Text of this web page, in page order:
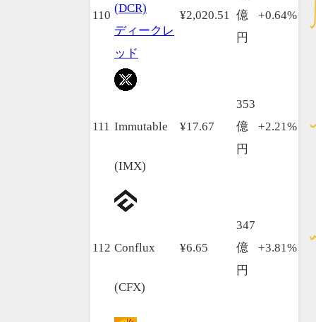
110
(DCR)
ディークレ
ッド
¥2,020.51 億
円
+0.64%
111 Immutable
(IMX)
¥17.67
353
億
円
+2.21%
112 Conflux
(CFX)
¥6.65
347
億
円
+3.81%